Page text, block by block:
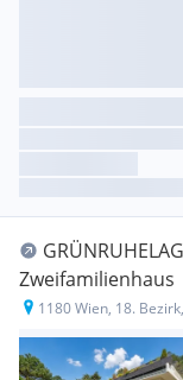
Zweifamilienhaus
1180 Wien, 18.